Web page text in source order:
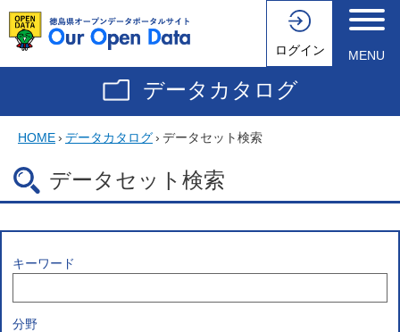
ログイン MENU
データカタログ
HOME› データカタログ› データセット検索
データセット検索
キーワード
分野